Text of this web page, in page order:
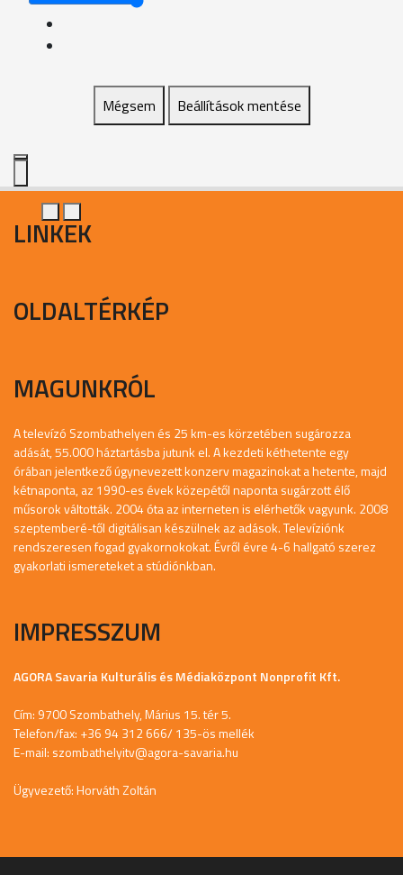
Mégsem Beállítások mentése
LINKEK
OLDALTÉRKÉP
MAGUNKRÓL
A televízó Szombathelyen és 25 km-es körzetében sugározza
adását, 55.000 háztartásba jutunk el. A kezdeti kéthetente egy
órában jelentkező úgynevezett konzerv magazinokat a hetente, majd
kétnaponta, az 1990-es évek közepétől naponta sugárzott élő
műsorok váltották. 2004 óta az interneten is elérhetők vagyunk. 2008
szeptemberé-től digitálisan készülnek az adások. Televíziónk
rendszeresen fogad gyakornokokat. Évről évre 4-6 hallgató szerez
gyakorlati ismereteket a stúdiónkban.
IMPRESSZUM
AGORA Savaria Kulturális és Médiaközpont Nonprofit Kft.
Cím: 9700 Szombathely, Márius 15. tér 5.
Telefon/fax: +36 94 312 666/ 135-ös mellék
E-mail: szombathelyitv@agora-savaria.hu
Ügyvezető: Horváth Zoltán